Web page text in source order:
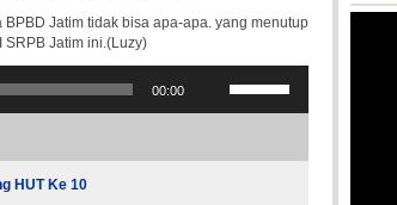
Jatim tidak bisa apa-apa. yang menutup
SRPB Jatim ini.(Luzy)
00:00
Anak
Panah
HUT Ke 10